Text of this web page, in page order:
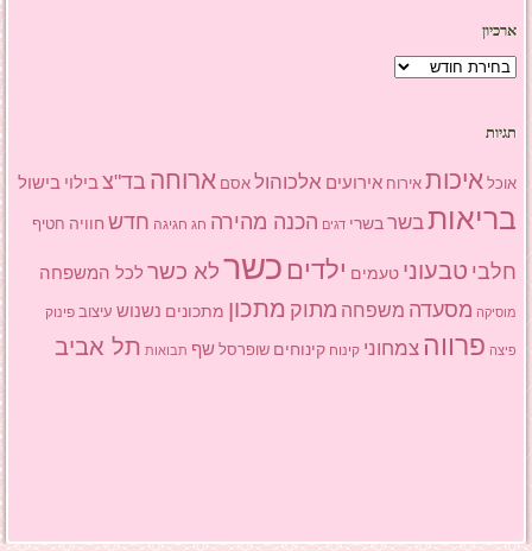
ארכיון
ארכיון
תגיות
אוכל איכות אירוח אירועים אלכוהול אסם ארוחה בד"צ בילוי בישול
בריאותבשר בשרי דגים הכנה מהירה חג חגיגה חדש חוויה חטיף
חלבי טבעוני טעמים ילדים כשרלא כשר לכל המשפחה
מוסיקה מסעדה משפחה מתוק מתכון מתכונים נשנוש עיצוב פינוק
פיצה פרווה צמחוני קינוח קינוחים שופרסל שף תבואות תל אביב